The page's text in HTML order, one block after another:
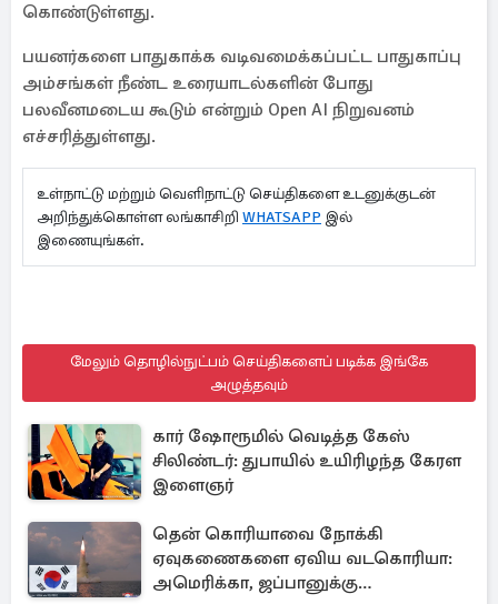
கொண்டுள்ளது.
பயனர்களை பாதுகாக்க வடிவமைக்கப்பட்ட பாதுகாப்பு
அம்சங்கள் நீண்ட உரையாடல்களின் போது
பலவீனமடைய கூடும் என்றும் Open AI நிறுவனம்
எச்சரித்துள்ளது.
உள்நாட்டு மற்றும் வெளிநாட்டு செய்திகளை உடனுக்குடன்
அறிந்துக்கொள்ள லங்காசிறி WHATSAPP இல்
இணையுங்கள்.
மேலும் தொழில்நுட்பம் செய்திகளைப் படிக்க இங்கே
அழுத்தவும்
கார் ஷோரூமில் வெடித்த கேஸ்
சிலிண்டர்: துபாயில் உயிரிழந்த கேரள
இளைஞர்
தென் கொரியாவை நோக்கி
ஏவுகணைகளை ஏவிய வடகொரியா:
அமெரிக்கா, ஜப்பானுக்கு